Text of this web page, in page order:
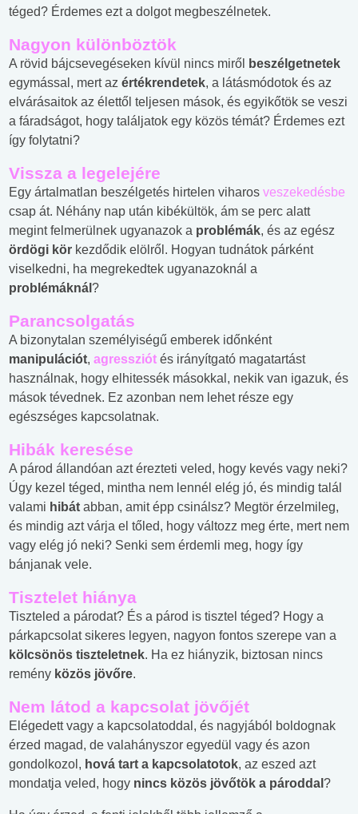
téged? Érdemes ezt a dolgot megbeszélnetek.
Nagyon különböztök
A rövid bájcsevegéseken kívül nincs miről
beszélgetnetek
egymással, mert az értékrendetek, a látásmódotok és az
elvárásaitok az élettől teljesen mások, és egyikőtök se veszi
a fáradságot, hogy találjatok egy közös témát? Érdemes ezt
így folytatni?
Vissza a legelejére
Egy ártalmatlan beszélgetés hirtelen viharos veszekedésbe
csap át. Néhány nap után kibékültök, ám se perc alatt
megint felmerülnek ugyanazok a problémák, és az egész
ördögi kör kezdődik elölről. Hogyan tudnátok párként
viselkedni, ha megrekedtek ugyanazoknál a
problémáknál ?
Parancsolgatás
A bizonytalan személyiségű emberek időnként
manipulációt, agressziót és irányítgató magatartást
használnak, hogy elhitessék másokkal, nekik van igazuk, és
mások tévednek. Ez azonban nem lehet része egy
egészséges kapcsolatnak.
Hibák keresése
A párod állandóan azt érezteti veled, hogy kevés vagy neki?
Úgy kezel téged, mintha nem lennél elég jó, és mindig talál
valami hibát abban, amit épp csinálsz? Megtör érzelmileg,
és mindig azt várja el tőled, hogy változz meg érte, mert nem
vagy elég jó neki? Senki sem érdemli meg, hogy így
bánjanak vele.
Tisztelet hiánya
Tiszteled a párodat? És a párod is tisztel téged? Hogy a
párkapcsolat sikeres legyen, nagyon fontos szerepe van a
kölcsönös tiszteletnek. Ha ez hiányzik, biztosan nincs
remény közös jövőre.
Nem látod a kapcsolat jövőjét
Elégedett vagy a kapcsolatoddal, és nagyjából boldognak
érzed magad, de valahányszor egyedül vagy és azon
gondolkozol, hová tart a kapcsolatotok, az eszed azt
mondatja veled, hogy nincs közös jövőtök a pároddal ?